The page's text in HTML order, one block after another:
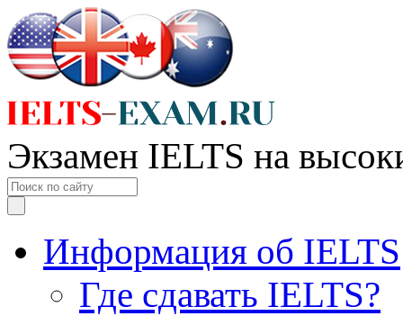
Экзамен IELTS на
Информация об IELTS
Где сдавать IELTS?